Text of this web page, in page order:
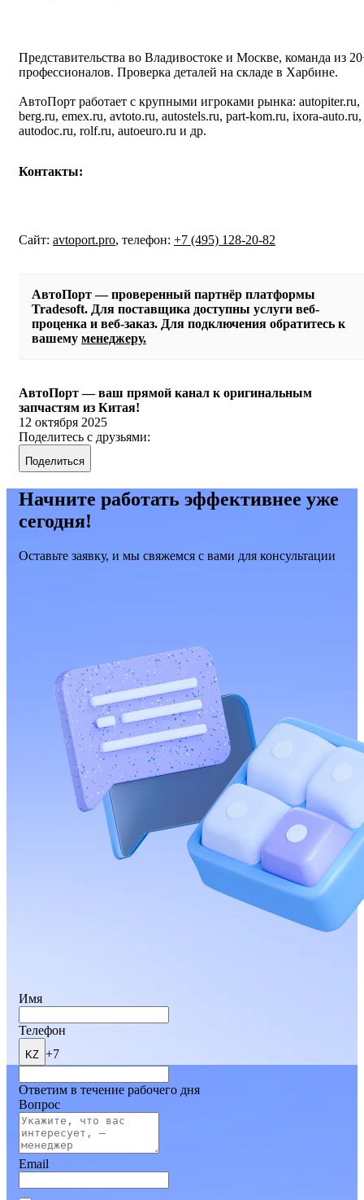
Представительства во Владивостоке и Москве, команда из
профессионалов. Проверка деталей на складе в Харбине.
АвтоПорт работает с крупными игроками рынка: autopiter.ru,
berg.ru, emex.ru, avtoto.ru, autostels.ru, part-kom.ru, ixora-auto.ru,
autodoc.ru, rolf.ru, autoeuro.ru и др.
Контакты:
Сайт: avtoport.pro, телефон: +7 (495) 128-20-82
АвтоПорт — проверенный партнёр платформы
Tradesoft. Для поставщика доступны услуги веб-
проценка и веб-заказ. Для подключения обратитесь к
вашему менеджеру.
АвтоПорт — ваш прямой канал к оригинальным
запчастям из Китая!
12 октября 2025
Поделитесь с друзьями:
Поделиться
Начните работать эффективнее уже
сегодня!
Оставьте заявку, и мы свяжемся с вами для консультации
Имя
Телефон
KZ +7
Ответим в течение рабочего дня
Вопрос
Email